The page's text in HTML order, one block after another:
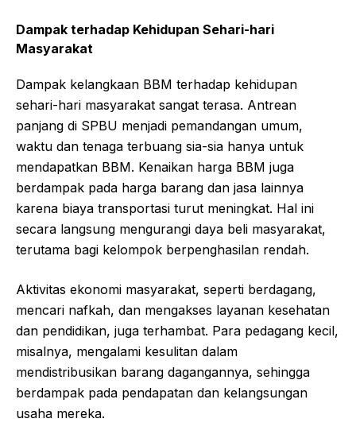
Dampak terhadap Kehidupan Sehari-hari
Masyarakat
Dampak kelangkaan BBM terhadap kehidupan
sehari-hari masyarakat sangat terasa. Antrean
panjang di SPBU menjadi pemandangan umum,
waktu dan tenaga terbuang sia-sia hanya untuk
mendapatkan BBM. Kenaikan harga BBM juga
berdampak pada harga barang dan jasa lainnya
karena biaya transportasi turut meningkat. Hal ini
secara langsung mengurangi daya beli masyarakat,
terutama bagi kelompok berpenghasilan rendah.
Aktivitas ekonomi masyarakat, seperti berdagang,
mencari nafkah, dan mengakses layanan kesehatan
dan pendidikan, juga terhambat. Para pedagang kecil,
misalnya, mengalami kesulitan dalam
mendistribusikan barang dagangannya, sehingga
berdampak pada pendapatan dan kelangsungan
usaha mereka.